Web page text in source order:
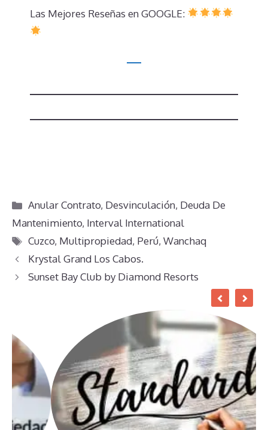
Las Mejores Reseñas en GOOGLE:
Categorías
Anular Contrato, Desvinculación, Deuda De
Mantenimiento, Interval International
Etiquetas
Cuzco, Multipropiedad, Perú,Wanchaq
Krystal Grand Los Cabos.
Sunset Bay Club by Diamond Resorts